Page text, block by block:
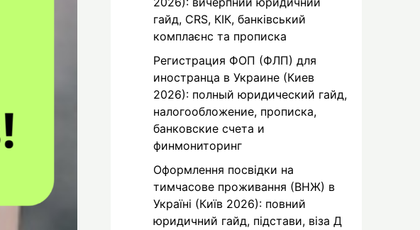
гайд, CRS, КІК, банківський
комплаєнс та прописка
Регистрация ФОП (ФЛП) для
иностранца в Украине (Киев
2026): полный юридический гайд,
налогообложение, прописка,
банковские счета и
финмониторинг
Оформлення посвідки на
тимчасове проживання (ВНЖ) в
Україні (Київ 2026): повний
юридичний гайд, підстави, віза Д